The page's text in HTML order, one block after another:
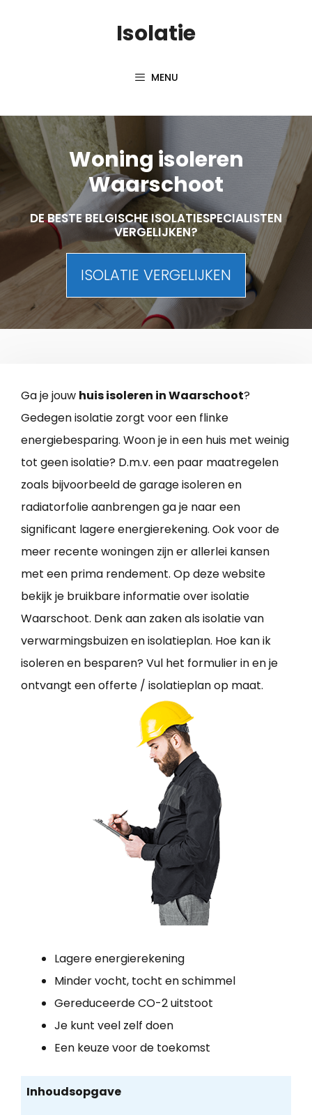
Isolatie
MENU
Woning isoleren
Waarschoot
DE BESTE BELGISCHE ISOLATIESPECIALISTEN
VERGELIJKEN?
ISOLATIE VERGELIJKEN
Ga je jouw huis isoleren in Waarschoot?
Gedegen isolatie zorgt voor een flinke
energiebesparing. Woon je in een huis met weinig
tot geen isolatie? D.m.v. een paar maatregelen
zoals bijvoorbeeld de garage isoleren en
radiatorfolie aanbrengen ga je naar een
significant lagere energierekening. Ook voor de
meer recente woningen zijn er allerlei kansen
met een prima rendement. Op deze website
bekijk je bruikbare informatie over isolatie
Waarschoot. Denk aan zaken als isolatie van
verwarmingsbuizen en isolatieplan. Hoe kan ik
isoleren en besparen? Vul het formulier in en je
ontvangt een offerte / isolatieplan op maat.
Lagere energierekening
Minder vocht, tocht en schimmel
Gereduceerde CO-2 uitstoot
Je kunt veel zelf doen
Een keuze voor de toekomst
Inhoudsopgave